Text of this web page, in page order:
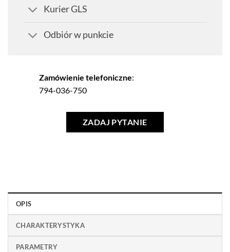
Kurier GLS
Odbiór w punkcie
Zamówienie telefoniczne:
794-036-750
ZADAJ PYTANIE
OPIS
CHARAKTERYSTYKA
PARAMETRY